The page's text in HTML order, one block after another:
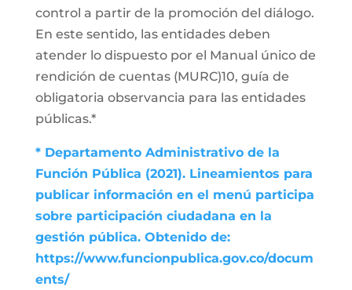
control a partir de la promoción del diálogo.
En este sentido, las entidades deben
atender lo dispuesto por el Manual único de
rendición de cuentas (MURC)10, guía de
obligatoria observancia para las entidades
públicas.*
* Departamento Administrativo de la
Función Pública (2021). Lineamientos para
publicar información en el menú participa
sobre participación ciudadana en la
gestión pública. Obtenido de:
https://www.funcionpublica.gov.co/docum
ents/